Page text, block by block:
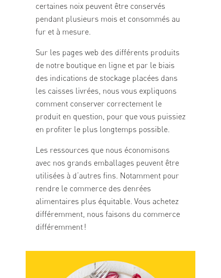
certaines noix peuvent être conservés
pendant plusieurs mois et consommés au
fur et à mesure.
Sur les pages web des différents produits
de notre boutique en ligne et par le biais
des indications de stockage placées dans
les caisses livrées, nous vous expliquons
comment conserver correctement le
produit en question, pour que vous puissiez
en profiter le plus longtemps possible.
Les ressources que nous économisons
avec nos grands emballages peuvent être
utilisées à d’autres fins. Notamment pour
rendre le commerce des denrées
alimentaires plus équitable. Vous achetez
différemment, nous faisons du commerce
différemment !